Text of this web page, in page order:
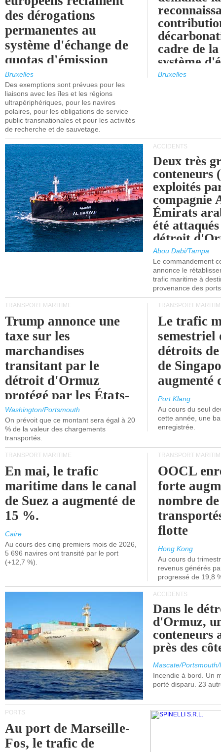
des dérogations
permanentes au
système d'échange de
quotas d'émission
maritimes de l'UE
après 2030.
Bruxelles
Des exemptions sont prévues pour les
liaisons avec les îles et les régions
ultrapériphériques, pour les navires
polaires, pour les obligations de service
public transnationales et pour les activités
de recherche et de sauvetage.
cadre de
système
quotas
Bruxelles
ACCIDENTS
Deux très
conteneurs
exploités
compagnie
Émirats
été
détroit
Abou Dabi/Tampa
Le commandement
annonce le
trafic maritime à
provenance des
TRANSPORT MARITIME
Trump annonce une
taxe sur les
marchandises
transitant par le
détroit d'Ormuz
protégé par les États-
Unis.
Washington/Portsmouth
On prévoit que ce montant sera égal à 20
% de la valeur des chargements
transportés.
TRANSPORT
Le trafic
semestriel
détroits
de
augmenté
Port Klang
Au cours du seul
cette année, une
enregistrée.
TRANSPORT MARITIME
En mai, le trafic
maritime dans le canal
de Suez a augmenté de
15 %.
Caire
Au cours des cinq premiers mois de 2026,
5 696 navires ont transité par le port
(+12,7 %).
TRANSPORT
OOCL
forte
nombre
flotte
Hong Kong
Au cours du
revenus générés
progressé de 19,8
ACCIDENTS
Dans le
d'Ormuz,
conteneurs
près des
Mascate/
Incendie à bord. Un
porté disparu. 23
PORTS
Au port de Marseille-
Fos, le trafic de